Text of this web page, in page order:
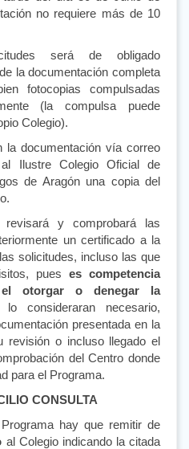
no requiere más de 10
será de obligado
la documentación completa
fotocopias compulsadas
(la compulsa puede
Colegio).
la documentación vía correo
Ilustre Colegio Oficial de
de Aragón una copia del
y comprobará las
un certificado a la
solicitudes, incluso las que
pueses competencia
otorgar o denegar la
consideraran necesario,
presentada en la
revisión o incluso llegado el
del Centro donde
para el Programa.
CONSULTA
hay que remitir de
al Colegio indicando la citada